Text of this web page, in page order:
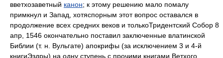
вветхозаветный канон; к этому решению мало помалу
примкнул и Запад, хотяспорным этот вопрос оставался в
продолжение всех средних веков и толькоТридентский Собор 8
апр, 1546 окончательно поставил заключенные влатинской
Библии (т. н. Вульгате) апокрифы (за исключением 3 и 4-й
книгиЭздры) на одну ступень с прочими книгами Ветхого